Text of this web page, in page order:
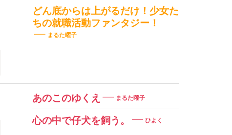
どん底からは上がるだけ！少女た
ちの就職活動ファンタジー！
まるた曜子
あのこのゆくえ まるた曜子
心の中で仔犬を飼う。 ひよく